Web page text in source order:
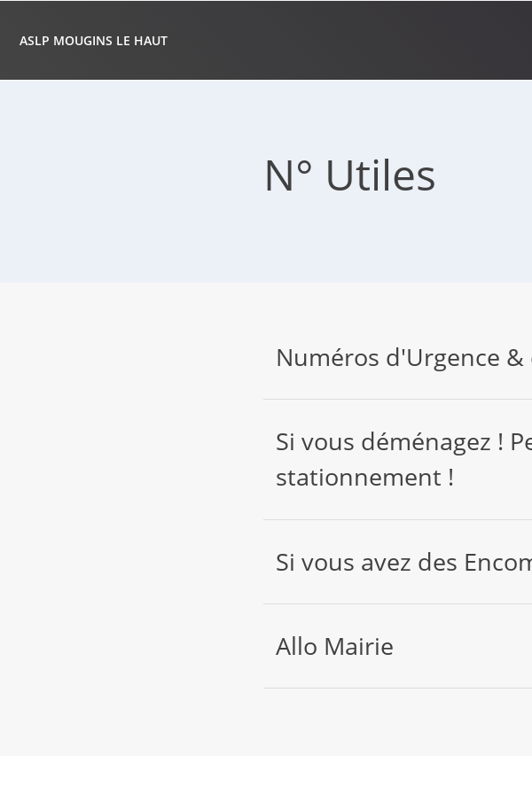
ASLP MOUGINS LE HAUT
N° Utiles
Numéros d'Urgence
Si vous déménagez !
stationnement !
Si vous avez des
Allo Mairie